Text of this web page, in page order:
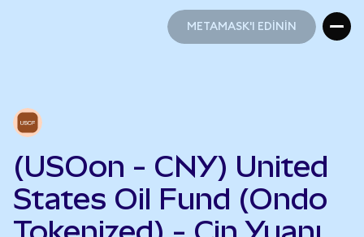
METAMASK'I EDİNİN
(USOon - CNY) United
States Oil Fund (Ondo